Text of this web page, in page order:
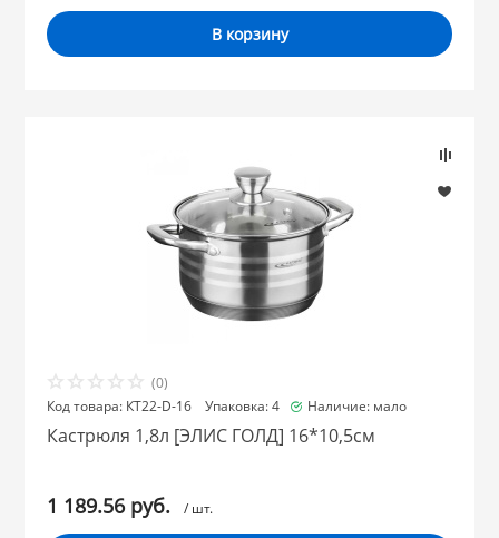
В корзину
(0)
Наличие: мало
Код товара: КТ22-D-16 Упаковка: 4
Кастрюля 1,8л [ЭЛИС ГОЛД] 16*10,5см
1 189.56 руб. / шт.